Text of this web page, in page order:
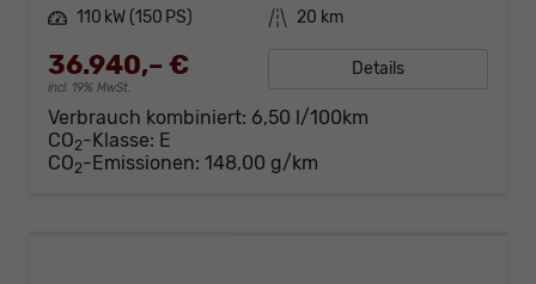
Leistung 110 kW (150 PS) Kilometerstand 20 km
36.940,– €
incl. 19% MwSt.
Details
Verbrauch kombiniert: 6,50 l/100km
CO2-Klasse: E
CO2-Emissionen: 148,00 g/km